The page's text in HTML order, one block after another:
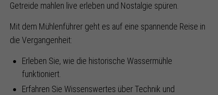
Getreide mahlen live erleben und Nostalgie spüren.
Mit dem Mühlenführer geht es auf eine spannende Reise in
die Vergangenheit:
Erleben Sie, wie die historische Wassermühle
funktioniert.
Erfahren Sie Wissenswertes über Technik und